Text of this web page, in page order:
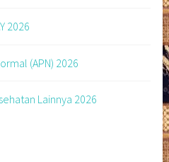
2026
(APN) 2026
Lainnya 2026